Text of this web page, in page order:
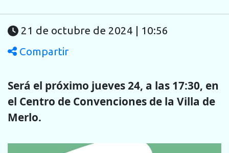
21 de octubre de 2024 | 10:56
Compartir
Será el próximo jueves 24, a las 17:30, en
el Centro de Convenciones de la Villa de
Merlo.